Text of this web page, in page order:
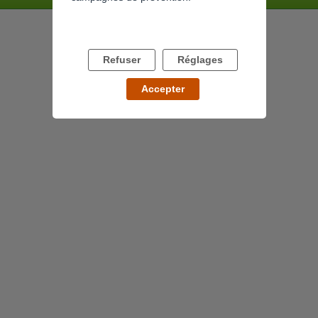
Refuser Réglages
Accepter